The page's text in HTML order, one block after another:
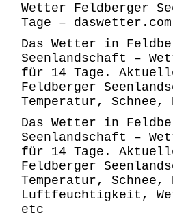
Wetter Feldberger
Tage –
Das Wetter in
Seenlandschaft –
für 14 Tage.
Feldberger
Temperatur, Schnee,
Das Wetter in
Seenlandschaft –
für 14 Tage.
Feldberger
Temperatur, Schnee,
Luftfeuchtigkeit,
etc